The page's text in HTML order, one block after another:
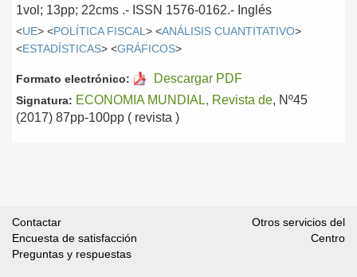
1vol; 13pp; 22cms .- ISSN 1576-0162.- Inglés
<UE> <POLÍTICA FISCAL > <ANÁLISIS CUANTITATIVO>
<ESTADÍSTICAS> <GRÁFICOS>
Formato electrónico: Descargar PDF
Signatura: ECONOMIA MUNDIAL, Revista de, Nº45
(2017) 87pp-100pp ( revista )
Contactar
Encuesta de satisfacción
Preguntas y respuestas
Otros servicios del
Centro